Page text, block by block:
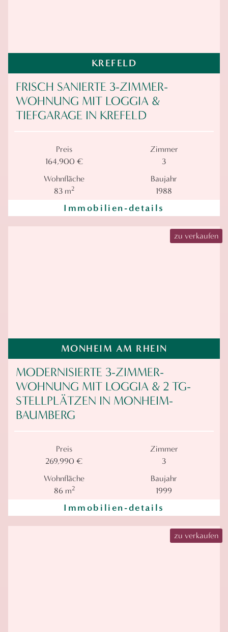
KREFELD
FRISCH SANIERTE 3-ZIMMER-
WOHNUNG MIT LOGGIA &
TIEFGARAGE IN KREFELD
Preis
164,900 €
Zimmer
3
Wohnfläche
83 m2
Baujahr
1988
Immobilien-details
zu verkaufen
MONHEIM AM RHEIN
MODERNISIERTE 3-ZIMMER-
WOHNUNG MIT LOGGIA & 2 TG-
STELLPLÄTZEN IN MONHEIM-
BAUMBERG
Preis
269,990 €
Zimmer
3
Wohnfläche
86 m2
Baujahr
1999
Immobilien-details
zu verkaufen